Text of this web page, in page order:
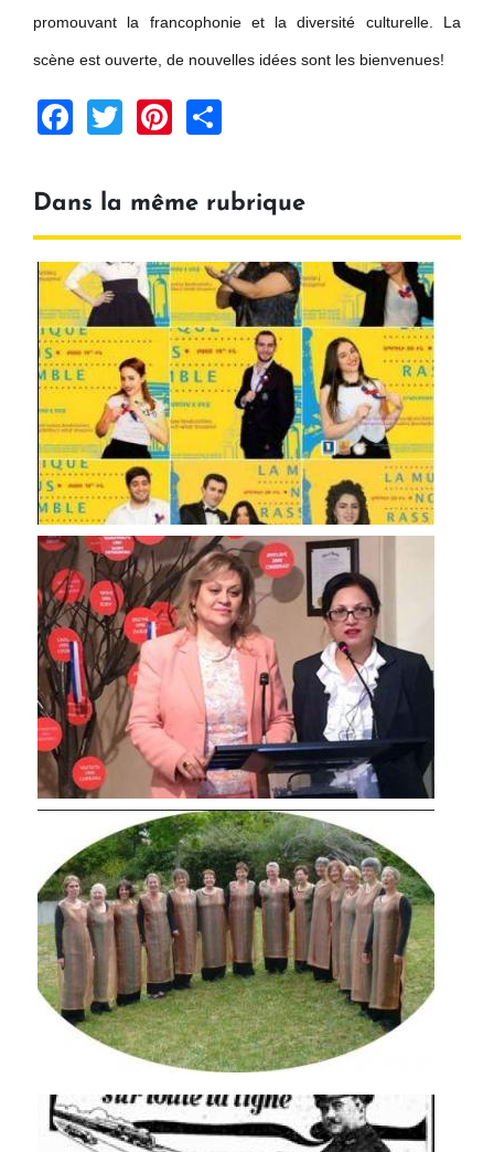
promouvant la francophonie et la diversité culturelle. La
scène est ouverte, de nouvelles idées sont les bienvenues!
Facebook
TwitterPinterest
Dans la même rubrique